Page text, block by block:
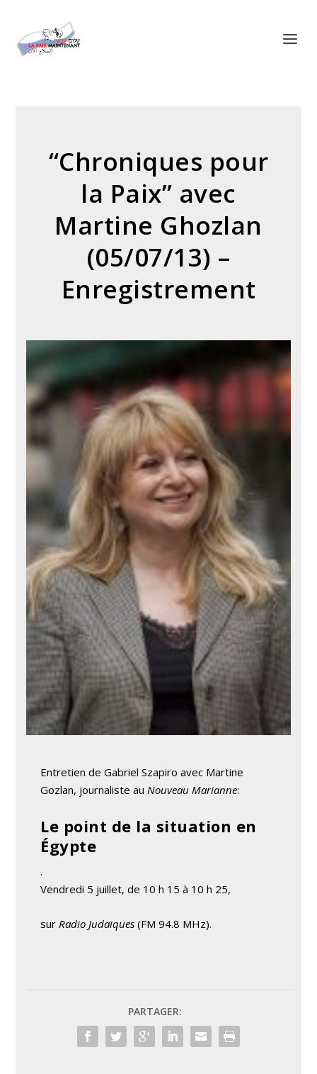
“Chroniques pour
la Paix” avec
Martine Ghozlan
(05/07/13) –
Enregistrement
Entretien de Gabriel Szapiro avec Martine
Gozlan, journaliste au Nouveau Marianne:
Le point de la situation en
Égypte
.
Vendredi 5 juillet, de 10 h 15 à 10 h 25,
sur Radio Judaïques (FM 94.8 MHz).
PARTAGER: